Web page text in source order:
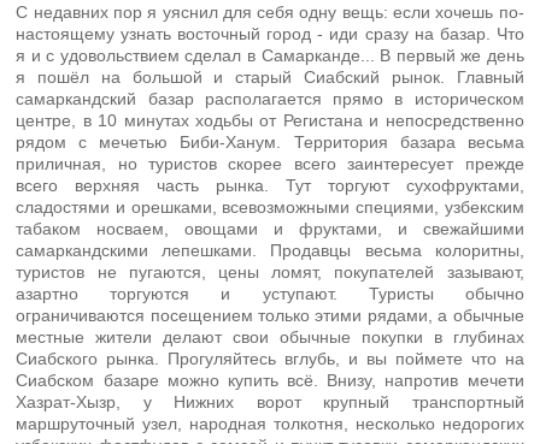
С недавних пор я уяснил для себя одну вещь: если хочешь по-
настоящему узнать восточный город - иди сразу на базар. Что
я и с удовольствием сделал в Самарканде... В первый же день
я пошёл на большой и старый Сиабский рынок. Главный
самаркандский базар располагается прямо в историческом
центре, в 10 минутах ходьбы от Регистана и непосредственно
рядом с мечетью Биби-Ханум. Территория базара весьма
приличная, но туристов скорее всего заинтересует прежде
всего верхняя часть рынка. Тут торгуют сухофруктами,
сладостями и орешками, всевозможными специями, узбекским
табаком носваем, овощами и фруктами, и свежайшими
самаркандскими лепешками. Продавцы весьма колоритны,
туристов не пугаются, цены ломят, покупателей зазывают,
азартно торгуются и уступают. Туристы обычно
ограничиваются посещением только этими рядами, а обычные
местные жители делают свои обычные покупки в глубинах
Сиабского рынка. Прогуляйтесь вглубь, и вы поймете что на
Сиабском базаре можно купить всё. Внизу, напротив мечети
Хазрат-Хызр, у Нижних ворот крупный транспортный
маршруточный узел, народная толкотня, несколько недорогих